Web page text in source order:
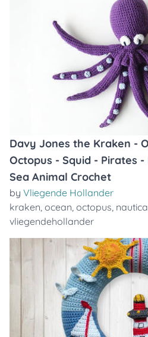
Davy Jones the Kraken -
Octopus - Squid - Pirates
Sea Animal Crochet
by Vliegende Hollander
kraken, ocean, octopus,
vliegendehollander